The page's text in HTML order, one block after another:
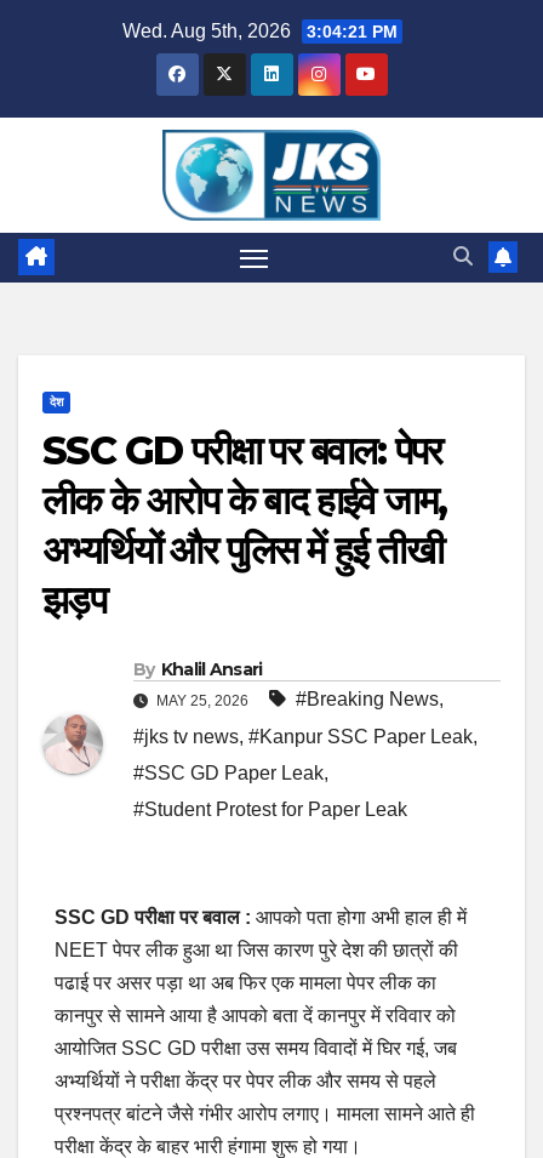
Wed. Aug 5th, 2026 3:04:22 PM
देश
SSC GD परीक्षा पर बवाल: पेपर
लीक के आरोप के बाद हाईवे जाम,
अभ्यर्थियों और पुलिस में हुई तीखी
झड़प
By Khalil Ansari
MAY 25, 2026 #Breaking News,
#jks tv news, #Kanpur SSC Paper Leak,
#SSC GD Paper Leak,
#Student Protest for Paper Leak
SSC GD परीक्षा पर बवाल : आपको पता होगा अभी हाल ही में
NEET पेपर लीक हुआ था जिस कारण पुरे देश की छात्रों की
पढाई पर असर पड़ा था अब फिर एक मामला पेपर लीक का
कानपुर से सामने आया है आपको बता दें कानपुर में रविवार को
आयोजित SSC GD परीक्षा उस समय विवादों में घिर गई, जब
अभ्यर्थियों ने परीक्षा केंद्र पर पेपर लीक और समय से पहले
प्रश्नपत्र बांटने जैसे गंभीर आरोप लगाए। मामला सामने आते ही
परीक्षा केंद्र के बाहर भारी हंगामा शुरू हो गया।